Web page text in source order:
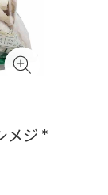
メジ *